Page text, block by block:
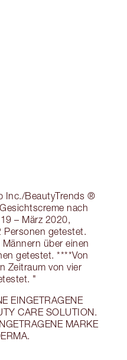
Inc./BeautyTrends ®
nach
– März 2020,
Personen getestet.
über einen
getestet. ****Von
Zeitraum von vier
"
EINGETRAGENE
CARE SOLUTION.
MARKE